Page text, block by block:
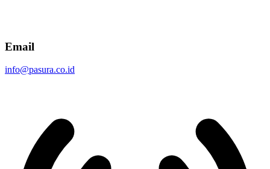
Email
info@pasura.co.id